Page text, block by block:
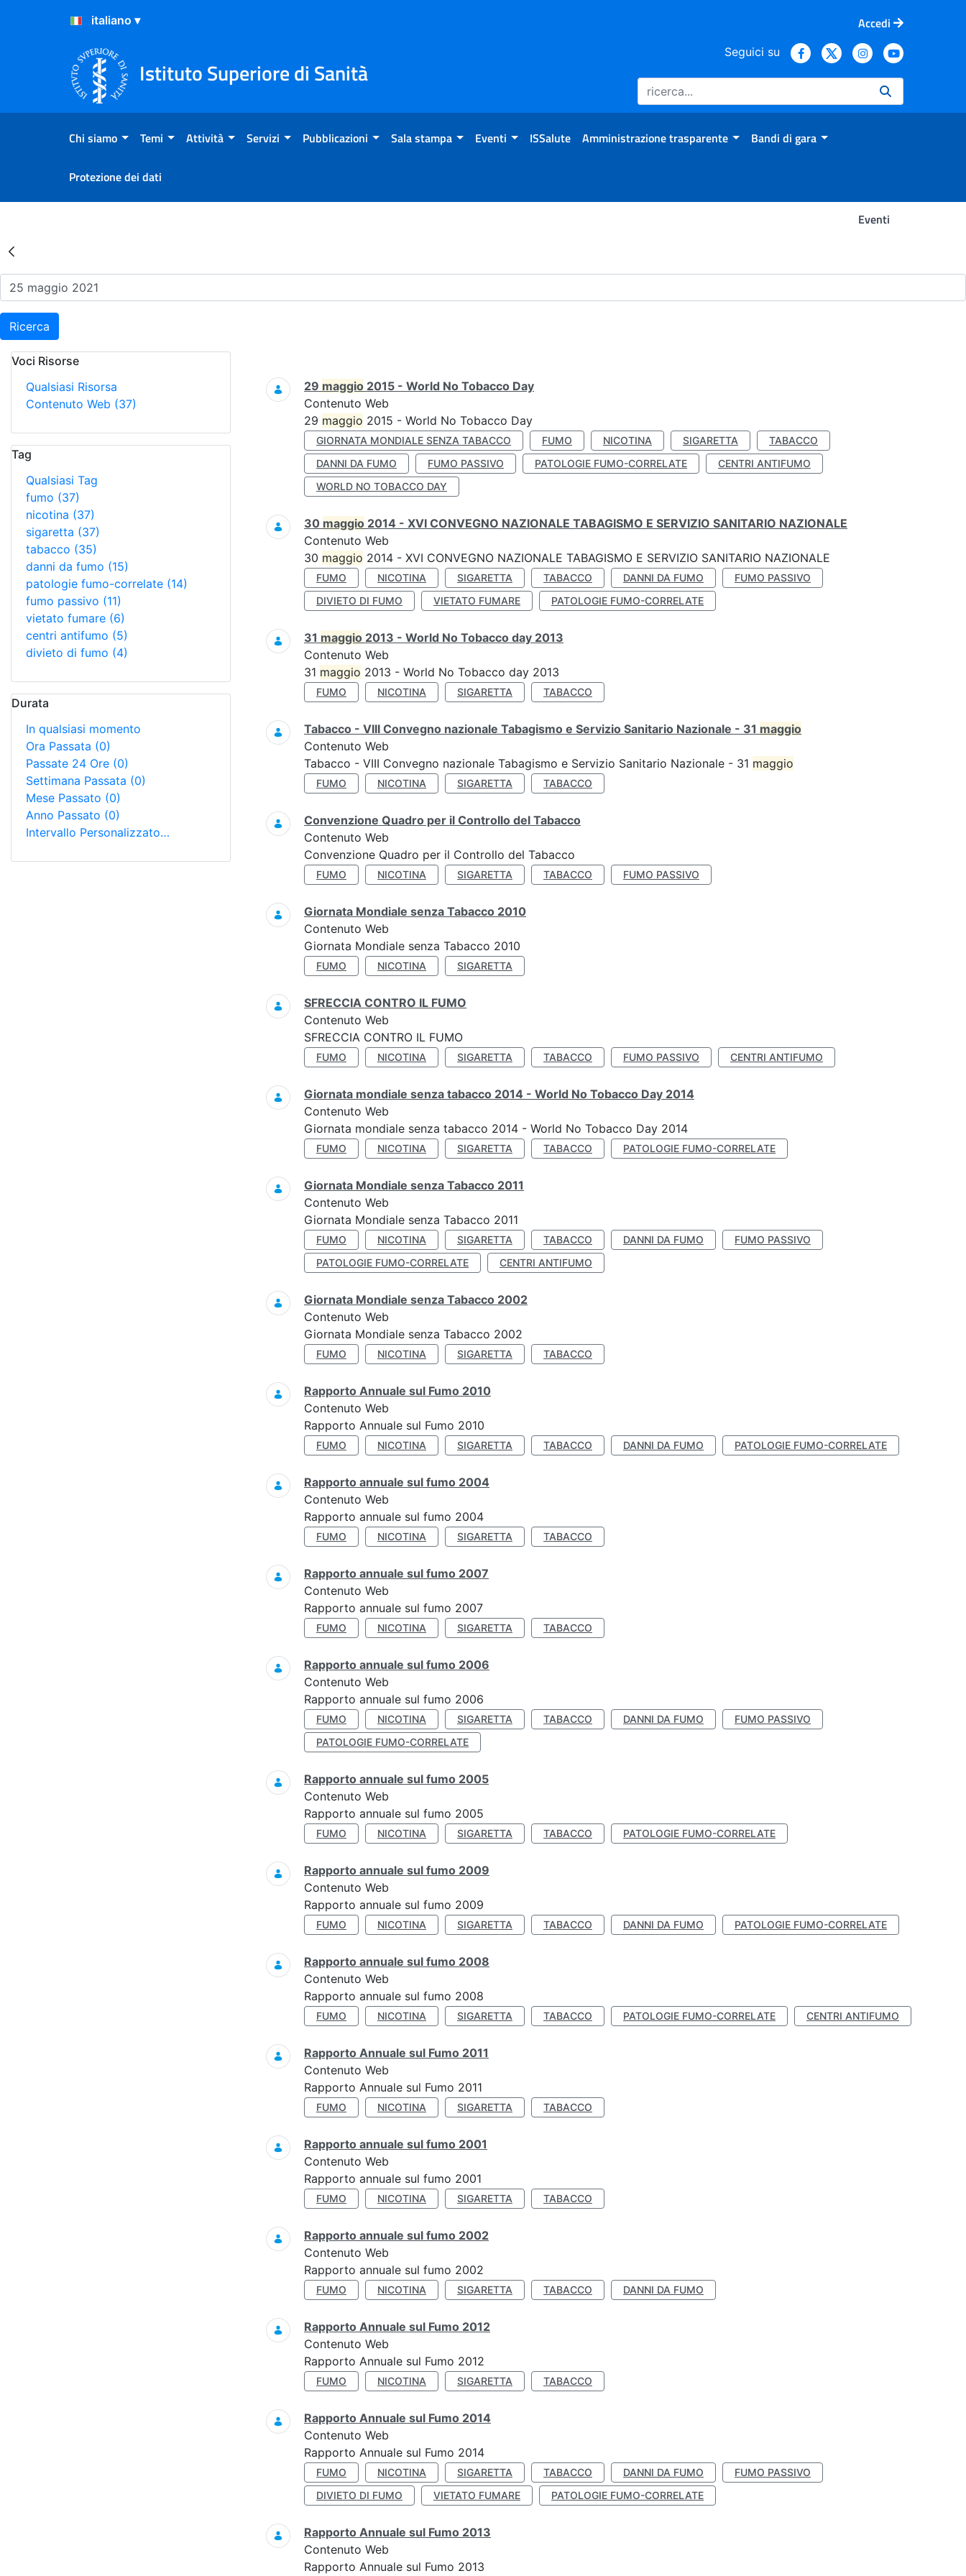
Salta al Contenuto
Salta al Footer
Accedi
Istituto Superiore di Sanità
Seguici su
Chi siamo Temi Attività Servizi Pubblicazioni Sala stampa Eventi ISSalute Amministrazione trasparente Bandi di gara
Protezione dei dati
Eventi
Risultati della Ricerca - Eventi
Ricerca
Voci Risorse
Qualsiasi Risorsa
Contenuto Web (37)
Tag
Qualsiasi Tag
fumo (37)
nicotina (37)
sigaretta (37)
tabacco (35)
danni da fumo (15)
patologie fumo-correlate (14)
fumo passivo (11)
vietato fumare (6)
centri antifumo (5)
divieto di fumo (4)
Durata
In qualsiasi momento
Ora Passata (0)
Passate 24 Ore (0)
Settimana Passata (0)
Mese Passato (0)
Anno Passato (0)
Intervallo Personalizzato…
Ricerca
29 maggio 2015 - World No Tobacco Day
Contenuto Web
29 maggio 2015 - World No Tobacco Day
GIORNATA MONDIALE SENZA TABACCO FUMO NICOTINA SIGARETTA
TABACCO
DANNI DA FUMO
FUMO PASSIVO PATOLOGIE FUMO-CORRELATE
CENTRI ANTIFUMO
WORLD NO TOBACCO DAY
30 maggio 2014 - XVI CONVEGNO NAZIONALE TABAGISMO E SERVIZIO SANITARIO NAZIONALE
Contenuto Web
30 maggio 2014 - XVI CONVEGNO NAZIONALE TABAGISMO E SERVIZIO SANITARIO NAZIONALE
FUMO NICOTINA SIGARETTA TABACCO DANNI DA FUMO
FUMO PASSIVO
DIVIETO DI FUMO
VIETATO FUMARE PATOLOGIE FUMO-CORRELATE
31 maggio 2013 - World No Tobacco day 2013
Contenuto Web
31 maggio 2013 - World No Tobacco day 2013
FUMO NICOTINA SIGARETTA TABACCO
Tabacco - VIII Convegno nazionale Tabagismo e Servizio Sanitario Nazionale - 31 maggio
Contenuto Web
Tabacco - VIII Convegno nazionale Tabagismo e Servizio Sanitario Nazionale - 31 maggio
FUMO NICOTINA SIGARETTA TABACCO
Convenzione Quadro per il Controllo del Tabacco
Contenuto Web
Convenzione Quadro per il Controllo del Tabacco
FUMO NICOTINA SIGARETTA TABACCO FUMO PASSIVO
Giornata Mondiale senza Tabacco 2010
Contenuto Web
Giornata Mondiale senza Tabacco 2010
FUMO NICOTINA SIGARETTA
SFRECCIA CONTRO IL FUMO
Contenuto Web
SFRECCIA CONTRO IL FUMO
FUMO NICOTINA SIGARETTA TABACCO FUMO PASSIVO CENTRI ANTIFUMO
Giornata mondiale senza tabacco 2014 - World No Tobacco Day 2014
Contenuto Web
Giornata mondiale senza tabacco 2014 - World No Tobacco Day 2014
FUMO NICOTINA SIGARETTA TABACCO PATOLOGIE FUMO-CORRELATE
Giornata Mondiale senza Tabacco 2011
Contenuto Web
Giornata Mondiale senza Tabacco 2011
FUMO NICOTINA SIGARETTA TABACCO DANNI DA FUMO
FUMO PASSIVO
PATOLOGIE FUMO-CORRELATE
CENTRI ANTIFUMO
Giornata Mondiale senza Tabacco 2002
Contenuto Web
Giornata Mondiale senza Tabacco 2002
FUMO NICOTINA SIGARETTA TABACCO
Rapporto Annuale sul Fumo 2010
Contenuto Web
Rapporto Annuale sul Fumo 2010
FUMO NICOTINA SIGARETTA TABACCO DANNI DA FUMO PATOLOGIE FUMO-CORRELATE
Rapporto annuale sul fumo 2004
Contenuto Web
Rapporto annuale sul fumo 2004
FUMO NICOTINA SIGARETTA TABACCO
Rapporto annuale sul fumo 2007
Contenuto Web
Rapporto annuale sul fumo 2007
FUMO NICOTINA SIGARETTA TABACCO
Rapporto annuale sul fumo 2006
Contenuto Web
Rapporto annuale sul fumo 2006
FUMO NICOTINA SIGARETTA TABACCO DANNI DA FUMO
FUMO PASSIVO
PATOLOGIE FUMO-CORRELATE
Rapporto annuale sul fumo 2005
Contenuto Web
Rapporto annuale sul fumo 2005
FUMO NICOTINA SIGARETTA TABACCO PATOLOGIE FUMO-CORRELATE
Rapporto annuale sul fumo 2009
Contenuto Web
Rapporto annuale sul fumo 2009
FUMO NICOTINA SIGARETTA TABACCO DANNI DA FUMO PATOLOGIE FUMO-CORRELATE
Rapporto annuale sul fumo 2008
Contenuto Web
Rapporto annuale sul fumo 2008
FUMO NICOTINA SIGARETTA TABACCO PATOLOGIE FUMO-CORRELATE CENTRI ANTIFUMO
Rapporto Annuale sul Fumo 2011
Contenuto Web
Rapporto Annuale sul Fumo 2011
FUMO NICOTINA SIGARETTA TABACCO
Rapporto annuale sul fumo 2001
Contenuto Web
Rapporto annuale sul fumo 2001
FUMO NICOTINA SIGARETTA TABACCO
Rapporto annuale sul fumo 2002
Contenuto Web
Rapporto annuale sul fumo 2002
FUMO NICOTINA SIGARETTA TABACCO DANNI DA FUMO
Rapporto Annuale sul Fumo 2012
Contenuto Web
Rapporto Annuale sul Fumo 2012
FUMO NICOTINA SIGARETTA TABACCO
Rapporto Annuale sul Fumo 2014
Contenuto Web
Rapporto Annuale sul Fumo 2014
FUMO NICOTINA SIGARETTA TABACCO DANNI DA FUMO
FUMO PASSIVO
DIVIETO DI FUMO
VIETATO FUMARE PATOLOGIE FUMO-CORRELATE
Rapporto Annuale sul Fumo 2013
Contenuto Web
Rapporto Annuale sul Fumo 2013